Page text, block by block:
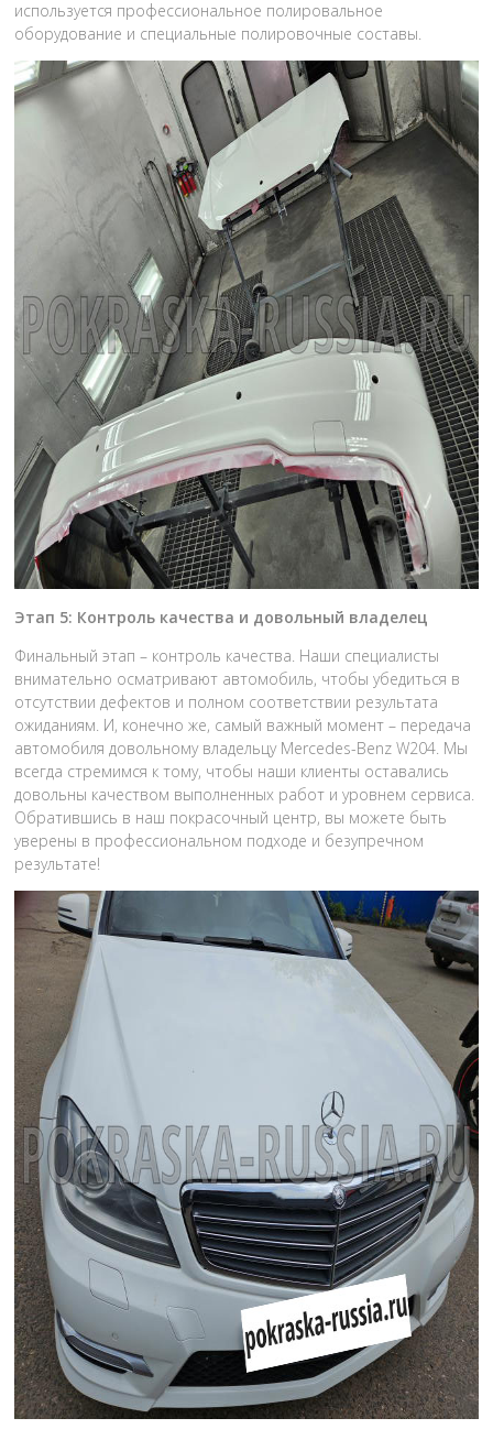
используется профессиональное полировальное
оборудование и специальные полировочные составы.
Этап 5: Контроль качества и довольный владелец
Финальный этап – контроль качества. Наши специалисты
внимательно осматривают автомобиль, чтобы убедиться в
отсутствии дефектов и полном соответствии результата
ожиданиям. И, конечно же, самый важный момент – передача
автомобиля довольному владельцу Mercedes-Benz W204. Мы
всегда стремимся к тому, чтобы наши клиенты оставались
довольны качеством выполненных работ и уровнем сервиса.
Обратившись в наш покрасочный центр, вы можете быть
уверены в профессиональном подходе и безупречном
результате!